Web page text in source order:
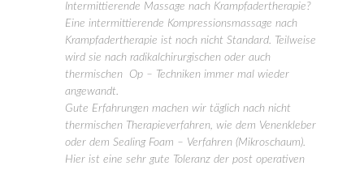
Intermittierende Massage nach Krampfadertherapie?
Eine intermittierende Kompressionsmassage nach
Krampfadertherapie ist noch nicht Standard. Teilweise
wird sie nach radikalchirurgischen oder auch
thermischen Op – Techniken immer mal wieder
angewandt.
Gute Erfahrungen machen wir täglich nach nicht
thermischen Therapieverfahren, wie dem Venenkleber
oder dem Sealing Foam – Verfahren (Mikroschaum).
Hier ist eine sehr gute Toleranz der post operativen